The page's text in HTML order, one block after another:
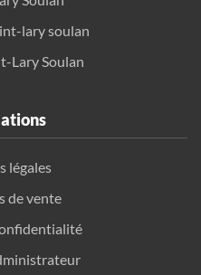
lary soulan
Lary Soulan
légales
de vente